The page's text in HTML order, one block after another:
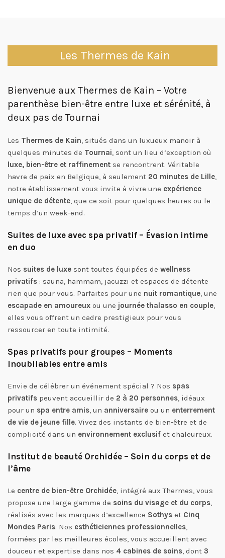
Les Thermes de Kain
Bienvenue aux Thermes de Kain – Votre
parenthèse bien-être entre luxe et sérénité, à
deux pas de Tournai
Les Thermes de Kain, situés dans un luxueux manoir à
quelques minutes de Tournai, sont un lieu d’exception où
luxe, bien-être et raffinement se rencontrent. Véritable
havre de paix en Belgique, à seulement 20 minutes de Lille,
notre établissement vous invite à vivre une expérience
unique de détente, que ce soit pour quelques heures ou le
temps d’un week-end.
Suites de luxe avec spa privatif – Évasion intime
en duo
Nos suites de luxe sont toutes équipées de wellness
privatifs : sauna, hammam, jacuzzi et espaces de détente
rien que pour vous. Parfaites pour une nuit romantique, une
escapade en amoureux ou une journée thalasso en couple,
elles vous offrent un cadre prestigieux pour vous
ressourcer en toute intimité.
Spas privatifs pour groupes – Moments
inoubliables entre amis
Envie de célébrer un événement spécial ? Nos spas
privatifs peuvent accueillir de 2 à 20 personnes, idéaux
pour un spa entre amis, un anniversaire ou un enterrement
de vie de jeune fille. Vivez des instants de bien-être et de
complicité dans un environnement exclusif et chaleureux.
Institut de beauté Orchidée – Soin du corps et de
l’âme
Le centre de bien-être Orchidée, intégré aux Thermes, vous
propose une large gamme de soins du visage et du corps,
réalisés avec les marques d’excellence Sothys et Cinq
Mondes Paris. Nos esthéticiennes professionnelles,
formées par les meilleures écoles, vous accueillent avec
douceur et expertise dans nos 4 cabines de soins, dont 3